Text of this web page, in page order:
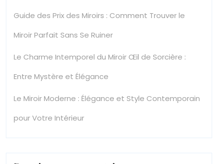
Guide des Prix des Miroirs : Comment Trouver le
Miroir Parfait Sans Se Ruiner
Le Charme Intemporel du Miroir Œil de Sorcière :
Entre Mystère et Élégance
Le Miroir Moderne : Élégance et Style Contemporain
pour Votre Intérieur